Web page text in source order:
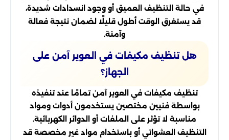
في حالة التنظيف العميق أو وجود انسدادات شديدة،
قد يستغرق الوقت أطول قليلًا لضمان نتيجة فعالة
وآمنة.
هل تنظيف مكيفات في العوير آمن على
الجهاز؟
تنظيف مكيفات في العوير آمن تمامًا عند تنفيذه
بواسطة فنيين مختصين يستخدمون أدوات ومواد
مناسبة لا تؤثر على الملفات أو الدوائر الكهربائية.
التنظيف العشوائي أو باستخدام مواد غير مخصصة قد